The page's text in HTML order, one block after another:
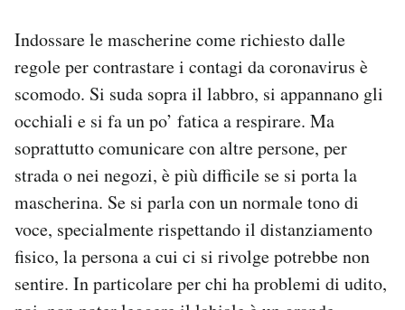
CALENDARIO
AREA PERSONALE
Area Personale
Newsletter
Regala il Post
Hai bisogno di aiuto?
Esci
Indossare le mascherine come richiesto dalle
regole per contrastare i contagi da coronavirus è
scomodo. Si suda sopra il labbro, si appannano gli
occhiali e si fa un po’ fatica a respirare. Ma
soprattutto comunicare con altre persone, per
strada o nei negozi, è più difficile se si porta la
mascherina. Se si parla con un normale tono di
voce, specialmente rispettando il distanziamento
fisico, la persona a cui ci si rivolge potrebbe non
sentire. In particolare per chi ha problemi di udito,